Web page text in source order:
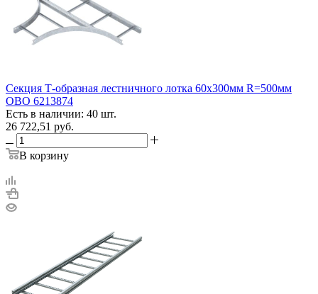
Секция Т-образная лестничного лотка 60х300мм R=500мм
OBO 6213874
Есть в наличии: 40 шт.
26 722,51 руб.
В корзину